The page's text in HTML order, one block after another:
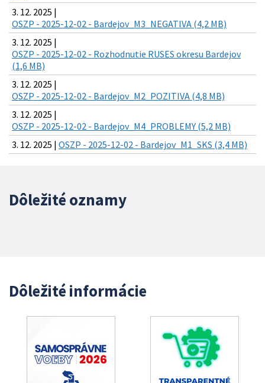
3. 12. 2025 |
OSZP - 2025-12-02 - Bardejov_M3_NEGATIVA (4,2 MB)
3. 12. 2025 |
OSZP - 2025-12-02 - Rozhodnutie RUSES okresu Bardejov
(1,6 MB)
3. 12. 2025 |
OSZP - 2025-12-02 - Bardejov_M2_POZITIVA (4,8 MB)
3. 12. 2025 |
OSZP - 2025-12-02 - Bardejov_M4_PROBLEMY (5,2 MB)
3. 12. 2025 | OSZP - 2025-12-02 - Bardejov_M1_SKS (3,4 MB)
Dôležité oznamy
Dôležité informácie